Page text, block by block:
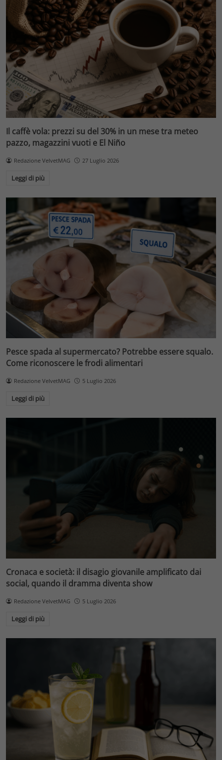
Il caffè vola: prezzi su del 30% in un mese tra meteo
pazzo, magazzini vuoti e El Niño
Redazione VelvetMAG 27 Luglio 2026
Leggi di più
Pesce spada al supermercato? Potrebbe essere squalo.
Come riconoscere le frodi alimentari
Redazione VelvetMAG 5 Luglio 2026
Leggi di più
Cronaca e società: il disagio giovanile amplificato dai
social, quando il dramma diventa show
Redazione VelvetMAG 5 Luglio 2026
Leggi di più